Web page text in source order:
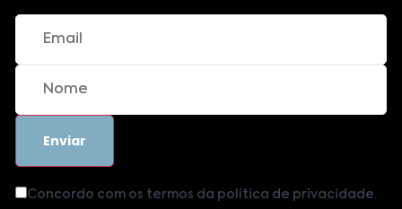
Concordo com os termos da política de privacidade.